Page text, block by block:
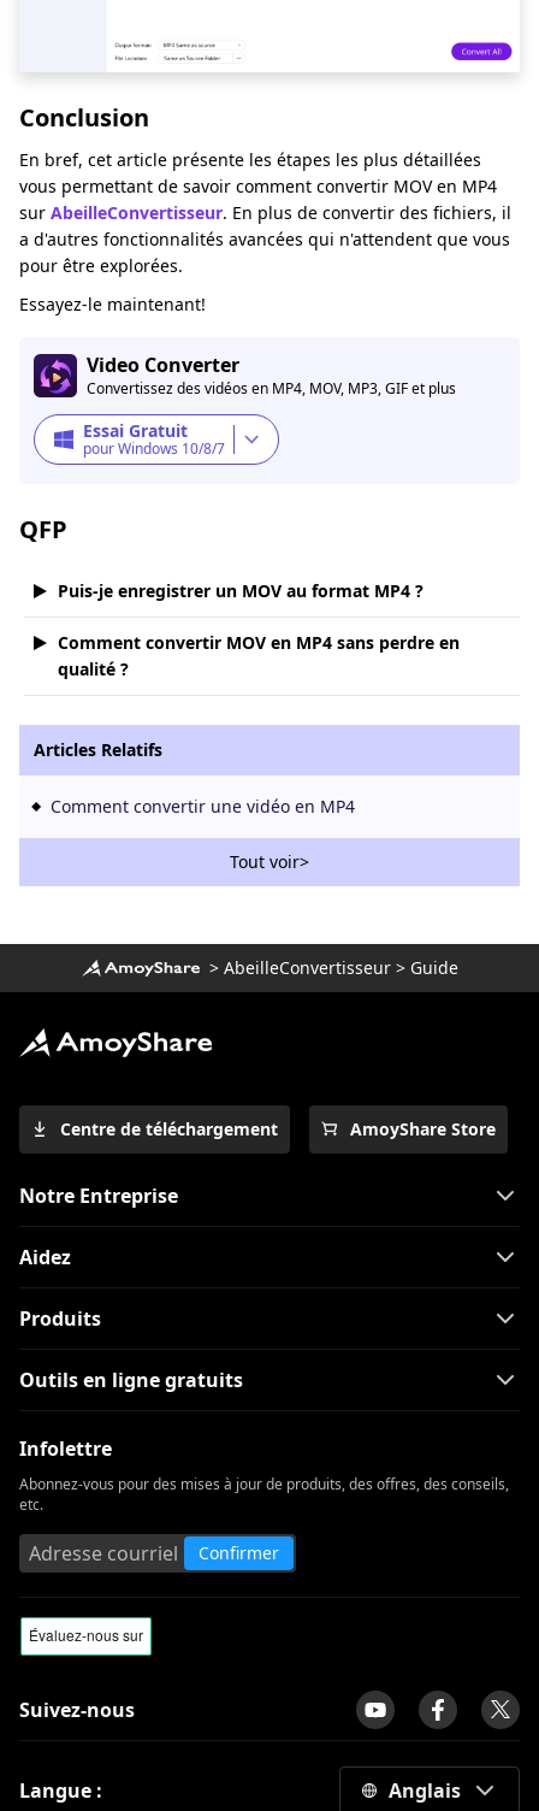
Conclusion
En bref, cet article présente les étapes les plus détaillées
vous permettant de savoir comment convertir MOV en MP4
sur AbeilleConvertisseur. En plus de convertir des fichiers, il
a d'autres fonctionnalités avancées qui n'attendent que vous
pour être explorées.
Essayez-le maintenant!
Video Converter
Convertissez des vidéos en MP4, MOV, MP3, GIF et plus
Essai Gratuit
pour Windows 10/8/7
QFP
Puis-je enregistrer un MOV au format MP4 ?
Comment convertir MOV en MP4 sans perdre en
qualité ?
Articles Relatifs
Comment convertir une vidéo en MP4
Tout voir>
> AbeilleConvertisseur> Guide
Centre de téléchargement AmoyShare Store
Notre Entreprise
Aidez
Produits
Outils en ligne gratuits
Infolettre
Abonnez-vous pour des mises à jour de produits, des offres, des conseils,
etc.
Confirmer
Suivez-nous
Langue : Anglais